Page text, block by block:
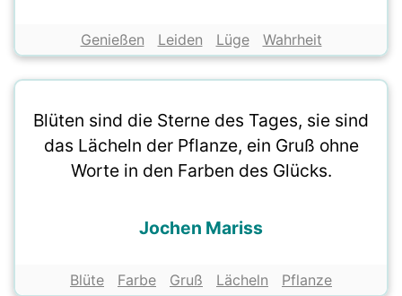
Genießen Leiden Lüge Wahrheit
Blüten sind die Sterne des Tages, sie sind
das Lächeln der Pflanze, ein Gruß ohne
Worte in den Farben des Glücks.
Jochen Mariss
Blüte Farbe Gruß Lächeln Pflanze